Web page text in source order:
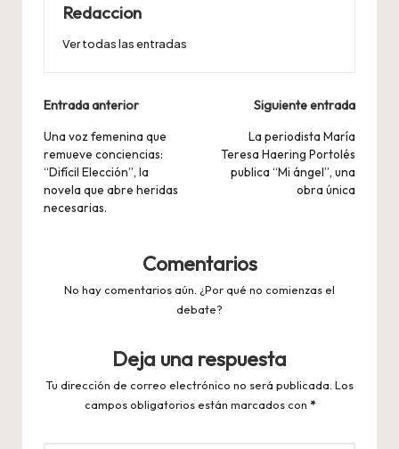
Redaccion
Ver todas las entradas
Navegación
de
entradas
Entrada anterior
Una voz femenina que
remueve conciencias:
“Difícil Elección”, la
novela que abre heridas
necesarias.
Siguiente entrada
La periodista María
Teresa Haering Portolés
publica “Mi ángel”, una
obra única
Comentarios
No hay comentarios aún. ¿Por qué no comienzas el
debate?
Deja una respuesta
Tu dirección de correo electrónico no será publicada. Los
campos obligatorios están marcados con *